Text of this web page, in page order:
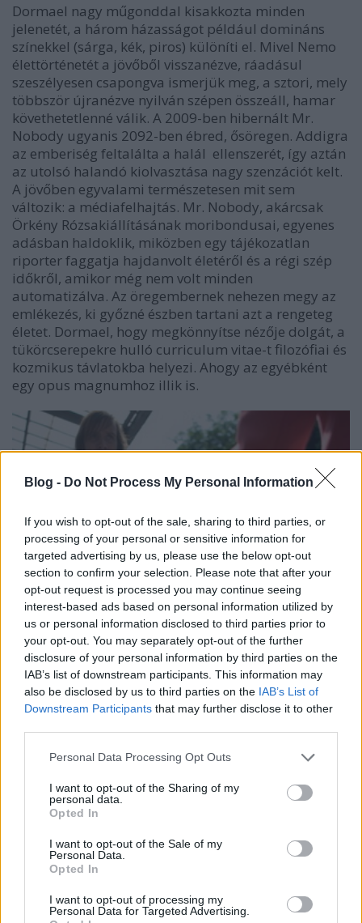
Blog - Do Not Process My Personal Information
If you wish to opt-out of the sale, sharing to third parties, or
processing of your personal or sensitive information for
targeted advertising by us, please use the below opt-out
section to confirm your selection. Please note that after your
opt-out request is processed you may continue seeing
interest-based ads based on personal information utilized by
us or personal information disclosed to third parties prior to
your opt-out. You may separately opt-out of the further
disclosure of your personal information by third parties on the
IAB’s list of downstream participants. This information may
also be disclosed by us to third parties on the IAB’s List of
Downstream Participants that may further disclose it to other
Please note that this website/app uses one or more Google
not limited to your visit or usage behaviour. You may click to
grant or deny consent to Google and its third-party tags to
use your data for below specified purposes in below Google
consent section.
Personal Data Processing Opt Outs
I want to opt-out of the Sharing of my
personal data.
Opted In
I want to opt-out of the Sale of my
Personal Data.
Opted In
I want to opt-out of processing my
Personal Data for Targeted Advertising.
Dormael nagy műgonddal kisakkozta minden
jelenetét, a három házasságot például domináns
színekkel (sárga, kék, piros) különíti el. Mivel Nemo
élettörténetét a jövőből visszanézve, ráadásul
szeszélyesen csapongva ismerjük meg, a sztori, mely
többször újranézve nyilván szépen összeáll, hamar
követhetetlenné válik. A 2009-ben hibernált Mr.
Nobody ugyanis 2092-ben ébred, ősöregen. Addigra
az emberiség feltalálta a halál ellenszerét, így aztán
az utolsó halandó kiolvasztása nagy szenzációt kelt.
A jövőben egyvalami természetesen mit sem
változik: a médiafelhajtás. Mr. Nobody, akárcsak
Örkény Rózsakiállításának moribondusai, egyenes
adásban haldoklik, miközben egy tájékozatlan
riporter faggatja hajdanvolt életéről és a régi szép
időkről, amikor még nem volt minden
automatizálva. Az öregembernek nehezen megy az
emlékezés, ki győzné észben tartani azt a rengeteg
életet. Dormael, hogy megkönnyítse nézője dolgát, a
tükörcserepekre hulló curriculum vitae-t filozófiai és
kozmikus távlatokba helyezi. Ahogy az egyébként
egy opus magnumhoz illik is.
A vak órás alkotta gigászi óramű működésének
látványa, a végtelen terek csendje a nézők többséget
eligazítja. Pedig a választani nem tudó kisfiú
történetét keretező kozmikus történet nem a
értelmezhető, hogy e hipotetikus csodalény, Mr.
Nemo Nobody mikrokozmosza mennyit is ér,
irigyeljük-e vagy sajnáljuk érte, amiért soha
semmilyen körülmények között nem kellett
választania, mindent megélt, egyszerre lehetett az